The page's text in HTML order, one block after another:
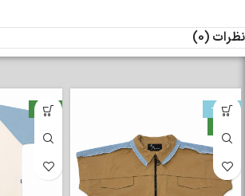
نظرات (0)
-33%
جدید